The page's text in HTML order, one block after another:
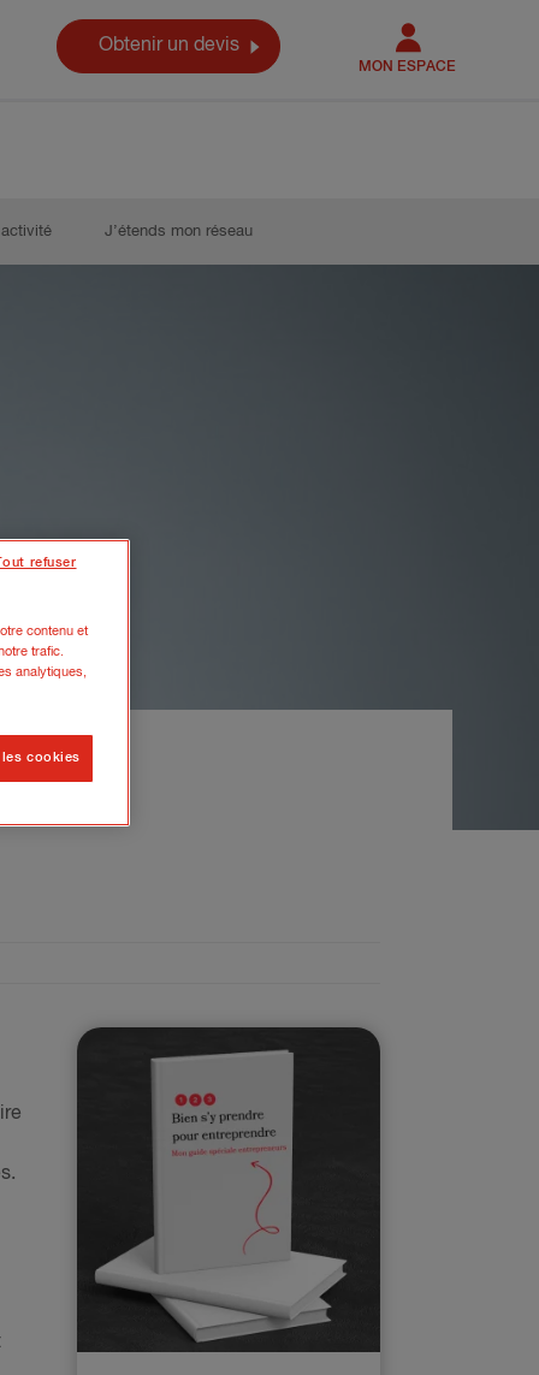
Obtenir un devis
MON ESPACE
J’étends mon réseau
contenu et
trafic.
analytiques,
refuser
cookies